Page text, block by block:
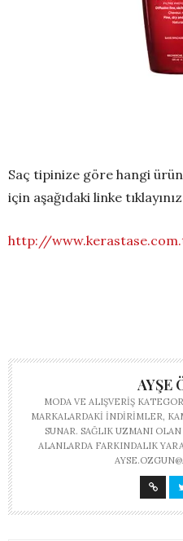
Saç tipinize göre hangi
için aşağıdaki linke
http://
AYŞE
MODA VE ALIŞVERIŞ
MARKALARDAKI INDIRIMLER,
SUNAR. SAĞLIK UZMANI
ALANLARDA FARKINDALIK